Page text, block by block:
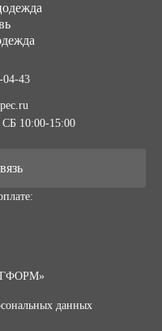
04-43
СБ 10:00-15:00
данных